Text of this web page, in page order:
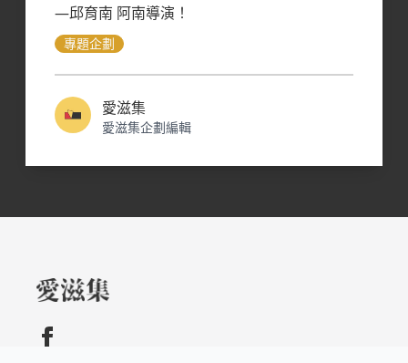
—邱育南 阿南導演！
專題企劃
愛滋集
愛滋集企劃編輯